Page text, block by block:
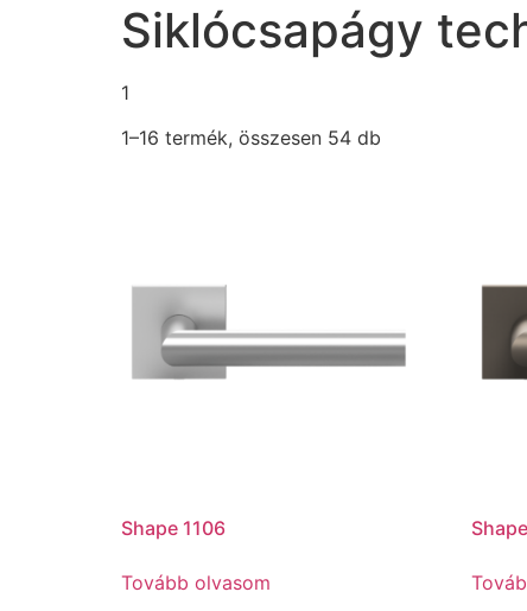
Siklócsapágy
1
1–16 termék, összesen 54 db
Shape 1106
Tovább olvasom